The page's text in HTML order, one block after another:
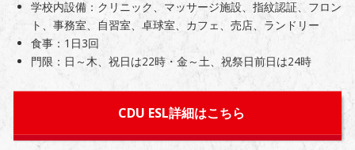
学校内設備：クリニック、マッサージ施設、指紋認証、フロン
ト、事務室、自習室、卓球室、カフェ、売店、ランドリー
食事：1日3回
門限：日～木、祝日は22時・金～土、祝祭日前日は24時
CDU ESL詳細はこちら